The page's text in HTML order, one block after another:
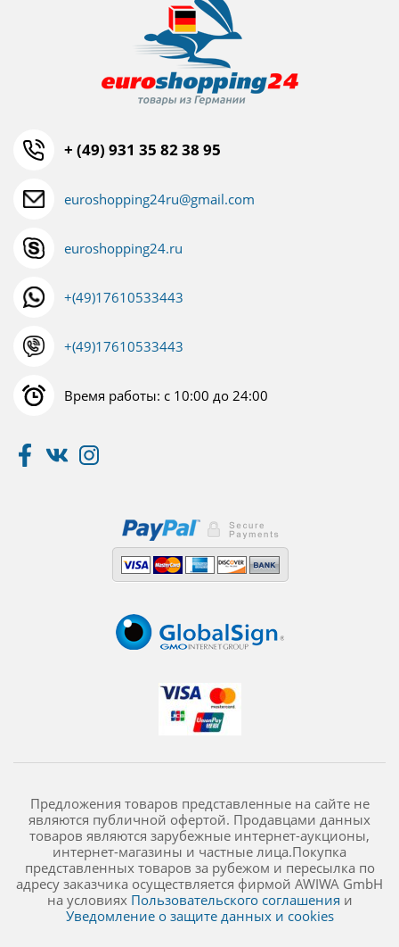
+ (49) 931 35 82 38 95
euroshopping24ru@gmail.com
euroshopping24.ru
+(49)17610533443
+(49)17610533443
Время работы: с 10:00 до 24:00
Предложения товаров представленные на сайте не
являются публичной офертой. Продавцами данных
товаров являются зарубежные интернет-аукционы,
интернет-магазины и частные лица.Покупка
представленных товаров за рубежом и пересылка по
адресу заказчика осуществляется фирмой AWIWA GmbH
на условиях Пользовательского соглашения и
Уведомление о защите данных и cookies